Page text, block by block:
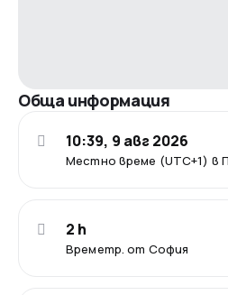
Обща информация
Местно време (UTC+1) в
10:39, 9 авг 2026
Времетр. от София
2 h